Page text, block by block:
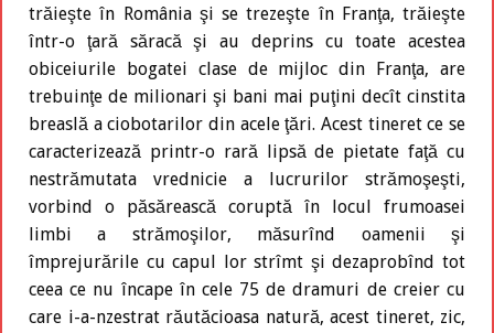
trăieşte în România şi se trezeşte în Franţa, trăieşte
într-o ţară săracă şi au deprins cu toate acestea
obiceiurile bogatei clase de mijloc din Franţa, are
trebuinţe de milionari şi bani mai puţini decît cinstita
breaslă a ciobotarilor din acele ţări. Acest tineret ce se
caracterizează printr-o rară lipsă de pietate faţă cu
nestrămutata vrednicie a lucrurilor strămoşeşti,
vorbind o păsărească coruptă în locul frumoasei
limbi a strămoşilor, măsurînd oamenii şi
împrejurările cu capul lor strîmt şi dezaprobînd tot
ceea ce nu încape în cele 75 de dramuri de creier cu
care i-a-nzestrat răutăcioasa natură, acest tineret, zic,